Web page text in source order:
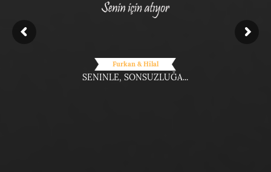
Furkan & Hilal
SENINLE, SONSUZLUĞA...